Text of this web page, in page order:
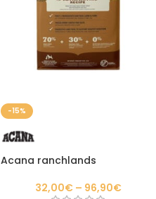
-15%
Acana ranchlands
32,00€ – 96,90€